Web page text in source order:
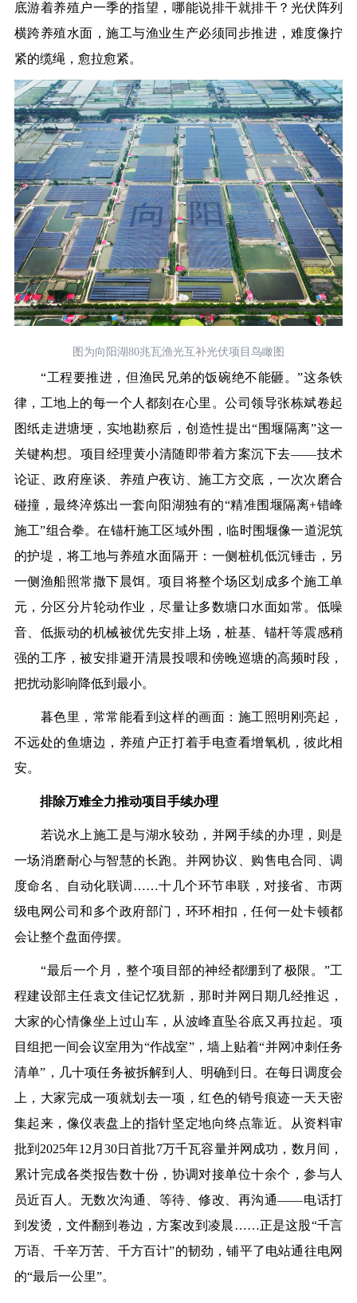
底游着养殖户一季的指望，哪能说排干就排干？光伏阵列
横跨养殖水面，施工与渔业生产必须同步推进，难度像拧
紧的缆绳，愈拉愈紧。
图为向阳湖80兆瓦渔光互补光伏项目鸟瞰图
“工程要推进，但渔民兄弟的饭碗绝不能砸。”这条铁
律，工地上的每一个人都刻在心里。公司领导张栋斌卷起
图纸走进塘埂，实地勘察后，创造性提出“围堰隔离”这一
关键构想。项目经理黄小清随即带着方案沉下去——技术
论证、政府座谈、养殖户夜访、施工方交底，一次次磨合
碰撞，最终淬炼出一套向阳湖独有的“精准围堰隔离+错峰
施工”组合拳。在锚杆施工区域外围，临时围堰像一道泥筑
的护堤，将工地与养殖水面隔开：一侧桩机低沉锤击，另
一侧渔船照常撒下晨饵。项目将整个场区划成多个施工单
元，分区分片轮动作业，尽量让多数塘口水面如常。低噪
音、低振动的机械被优先安排上场，桩基、锚杆等震感稍
强的工序，被安排避开清晨投喂和傍晚巡塘的高频时段，
把扰动影响降低到最小。
暮色里，常常能看到这样的画面：施工照明刚亮起，
不远处的鱼塘边，养殖户正打着手电查看增氧机，彼此相
安。
排除万难全力推动项目手续办理
若说水上施工是与湖水较劲，并网手续的办理，则是
一场消磨耐心与智慧的长跑。并网协议、购售电合同、调
度命名、自动化联调……十几个环节串联，对接省、市两
级电网公司和多个政府部门，环环相扣，任何一处卡顿都
会让整个盘面停摆。
“最后一个月，整个项目部的神经都绷到了极限。”工
程建设部主任袁文佳记忆犹新，那时并网日期几经推迟，
大家的心情像坐上过山车，从波峰直坠谷底又再拉起。项
目组把一间会议室用为“作战室”，墙上贴着“并网冲刺任务
清单”，几十项任务被拆解到人、明确到日。在每日调度会
上，大家完成一项就划去一项，红色的销号痕迹一天天密
集起来，像仪表盘上的指针坚定地向终点靠近。从资料审
批到2025年12月30日首批7万千瓦容量并网成功，数月间，
累计完成各类报告数十份，协调对接单位十余个，参与人
员近百人。无数次沟通、等待、修改、再沟通——电话打
到发烫，文件翻到卷边，方案改到凌晨……正是这股“千言
万语、千辛万苦、千方百计”的韧劲，铺平了电站通往电网
的“最后一公里”。